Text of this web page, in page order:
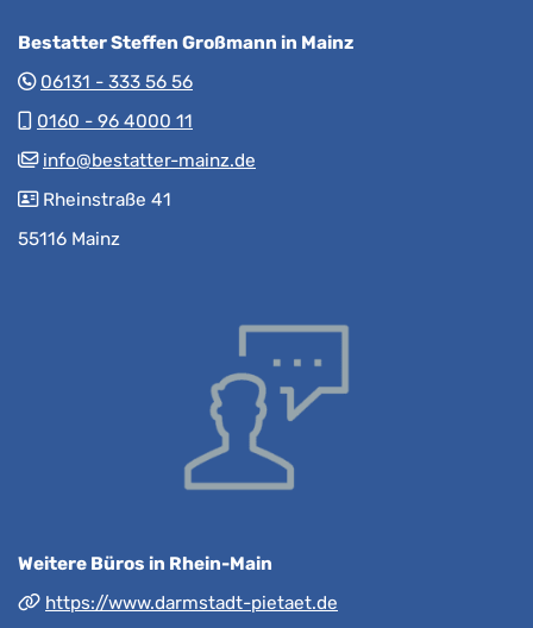
Bestatter Steffen Großmann in Mainz
06131 - 333 56 56
0160 - 96 4000 11
info@bestatter-mainz.de
Rheinstraße 41
55116 Mainz
Weitere Büros in Rhein-Main
https://www.darmstadt-pietaet.de